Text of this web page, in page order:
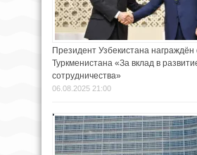
Президент Узбекистана
Туркменистана «За вклад в
сотрудничества»
06.08.2025 21:00